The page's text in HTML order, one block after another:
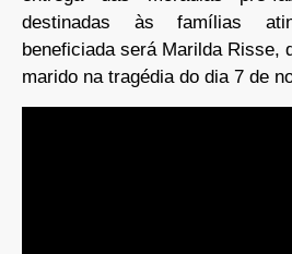
destinadas às famílias
beneficiada será Marilda Risse,
marido na tragédia do dia 7 de